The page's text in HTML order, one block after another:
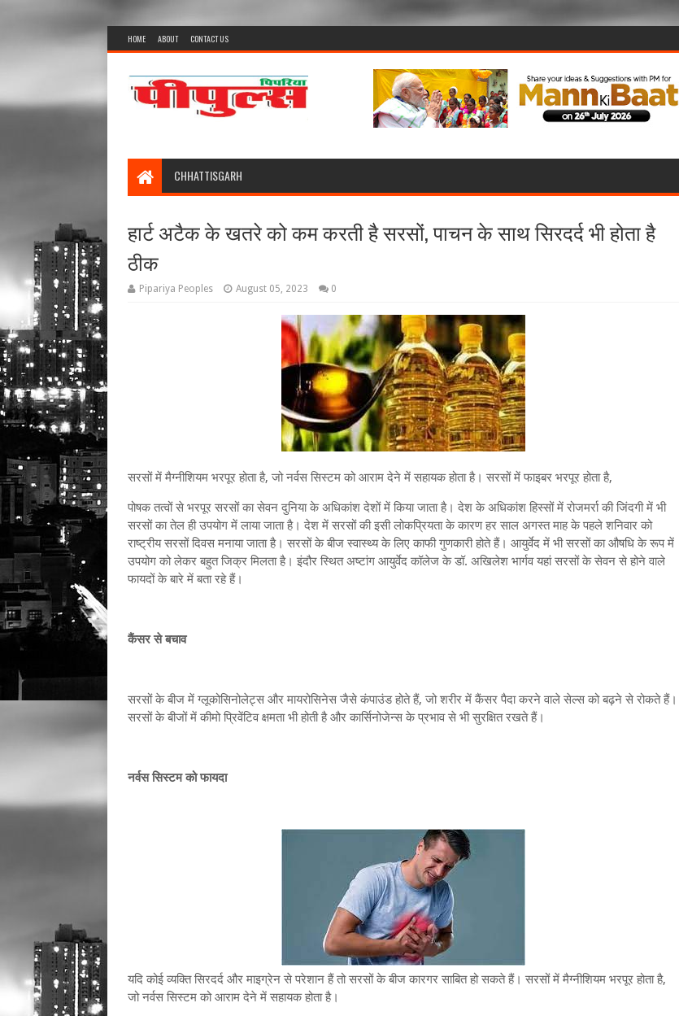
HOME ABOUT CONTACT US
CHHATTISGARH
हार्ट अटैक के खतरे को कम करती है सरसों, पाचन के साथ सिरदर्द भी होता है
ठीक
Pipariya Peoples August 05, 2023 0
सरसों में मैग्नीशियम भरपूर होता है, जो नर्वस सिस्टम को आराम देने में सहायक होता है। सरसों में फाइबर भरपूर होता है,
पोषक तत्वों से भरपूर सरसों का सेवन दुनिया के अधिकांश देशों में किया जाता है। देश के अधिकांश हिस्सों में रोजमर्रा की जिंदगी में भी
सरसों का तेल ही उपयोग में लाया जाता है। देश में सरसों की इसी लोकप्रियता के कारण हर साल अगस्त माह के पहले शनिवार को
राष्ट्रीय सरसों दिवस मनाया जाता है। सरसों के बीज स्वास्थ्य के लिए काफी गुणकारी होते हैं। आयुर्वेद में भी सरसों का औषधि के रूप में
उपयोग को लेकर बहुत जिक्र मिलता है। इंदौर स्थित अष्टांग आयुर्वेद कॉलेज के डॉ. अखिलेश भार्गव यहां सरसों के सेवन से होने वाले
फायदों के बारे में बता रहे हैं।
कैंसर से बचाव
सरसों के बीज में ग्लूकोसिनोलेट्स और मायरोसिनेस जैसे कंपाउंड होते हैं, जो शरीर में कैंसर पैदा करने वाले सेल्स को बढ़ने से रोकते हैं।
सरसों के बीजों में कीमो प्रिवेंटिव क्षमता भी होती है और कार्सिनोजेन्स के प्रभाव से भी सुरक्षित रखते हैं।
नर्वस सिस्टम को फायदा
यदि कोई व्यक्ति सिरदर्द और माइग्रेन से परेशान हैं तो सरसों के बीज कारगर साबित हो सकते हैं। सरसों में मैग्नीशियम भरपूर होता है,
जो नर्वस सिस्टम को आराम देने में सहायक होता है।